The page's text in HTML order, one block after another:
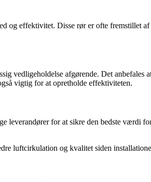
effektivitet. Disse rør er ofte fremstillet
vedligeholdelse afgørende. Det anbefales
vigtig for at opretholde effektiviteten.
leverandører for at sikre den bedste værdi
luftcirkulation og kvalitet siden